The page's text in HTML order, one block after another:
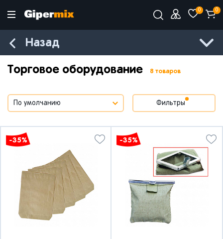
0 0
Назад
Торговое оборудование 8 товаров
Фильтры
-35% -35%